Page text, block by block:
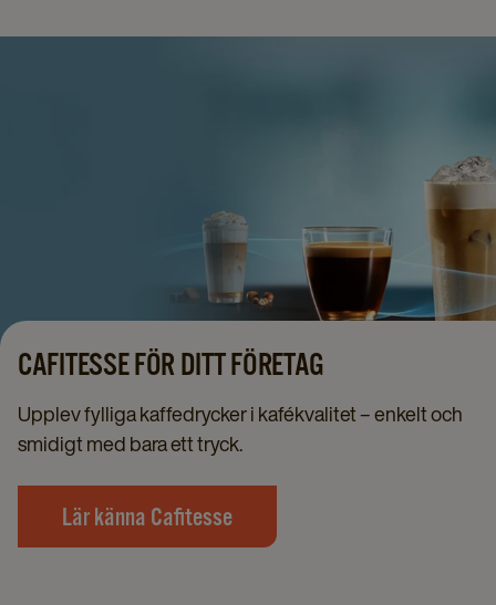
CAFITESSE FÖR DITT FÖRETAG
Upplev fylliga kaffedrycker i kafékvalitet – enkelt och
smidigt med bara ett tryck.
Lär känna Cafitesse